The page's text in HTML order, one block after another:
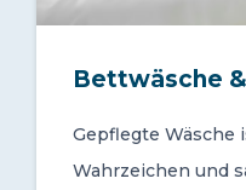
Bettwäsche
Gepflegte Wäsche
Wahrzeichen und